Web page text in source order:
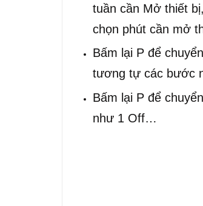
tuần cần Mở thiết
chọn phút cần mở
Bấm lại P để
tương tự các bước
Bấm lại P để
như 1 Off…